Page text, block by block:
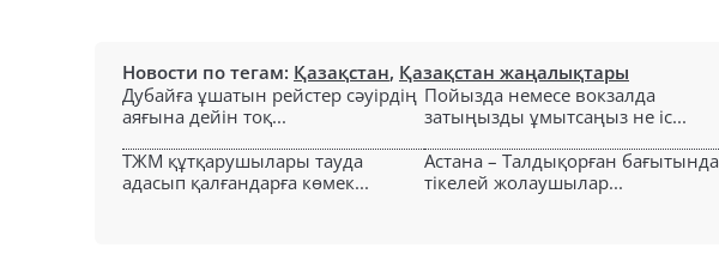
Новости по тегам: Қазақстан, Қазақстан жаңалықтары
Дубайға ұшатын рейстер сәуірдің
аяғына дейін тоқ...
Пойызда немесе вокзалда
затыңызды ұмытсаңыз не іс...
ТЖМ құтқарушылары тауда
адасып қалғандарға көмек...
Астана – Талдықорған бағытында
тікелей жолаушылар...